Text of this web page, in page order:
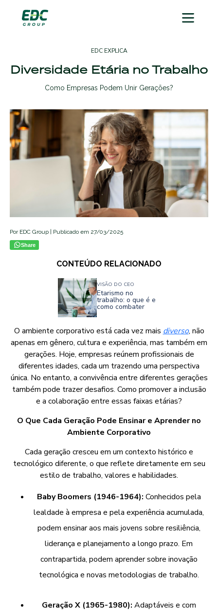
EDC EXPLICA
Diversidade Etária no Trabalho
Como Empresas Podem Unir Gerações?
Por EDC Group | Publicado em 27/03/2025
Share
O ambiente corporativo está cada vez mais diverso, não
apenas em gênero, cultura e experiência, mas também em
gerações. Hoje, empresas reúnem profissionais de
diferentes idades, cada um trazendo uma perspectiva
única. No entanto, a convivência entre diferentes gerações
também pode trazer desafios. Como promover a inclusão
e a colaboração entre essas faixas etárias?
O Que Cada Geração Pode Ensinar e Aprender no
Ambiente Corporativo
Cada geração cresceu em um contexto histórico e
tecnológico diferente, o que reflete diretamente em seu
estilo de trabalho, valores e habilidades.
Baby Boomers (1946-1964): Conhecidos pela
lealdade à empresa e pela experiência acumulada,
podem ensinar aos mais jovens sobre resiliência,
liderança e planejamento a longo prazo. Em
contrapartida, podem aprender sobre inovação
tecnológica e novas metodologias de trabalho.
Geração X (1965-1980): Adaptáveis e com
CONTEÚDO RELACIONADO
VISÃO DO CEO
Etarismo no
trabalho: o que é e
como combater